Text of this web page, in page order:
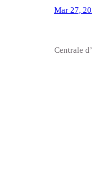
Mar 27,
Centrale